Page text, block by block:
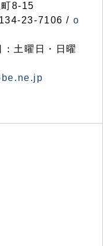
8-15
23-7106 / o
土曜日・日曜